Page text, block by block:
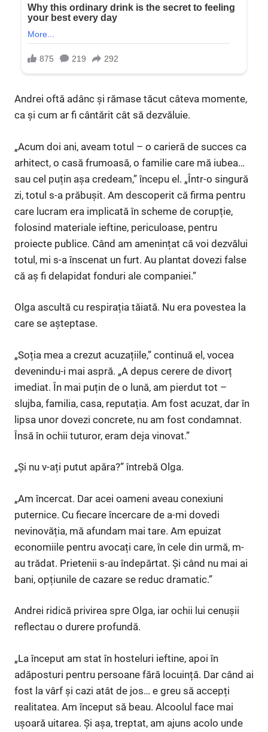
Andrei oftă adânc și rămase tăcut câteva momente,
ca și cum ar fi cântărit cât să dezvăluie.
„Acum doi ani, aveam totul – o carieră de succes ca
arhitect, o casă frumoasă, o familie care mă iubea…
sau cel puțin așa credeam,” începu el. „Într-o singură
zi, totul s-a prăbușit. Am descoperit că firma pentru
care lucram era implicată în scheme de corupție,
folosind materiale ieftine, periculoase, pentru
proiecte publice. Când am amenințat că voi dezvălui
totul, mi s-a înscenat un furt. Au plantat dovezi false
că aș fi delapidat fonduri ale companiei.”
Olga ascultă cu respirația tăiată. Nu era povestea la
care se așteptase.
„Soția mea a crezut acuzațiile,” continuă el, vocea
devenindu-i mai aspră. „A depus cerere de divorț
imediat. În mai puțin de o lună, am pierdut tot –
slujba, familia, casa, reputația. Am fost acuzat, dar în
lipsa unor dovezi concrete, nu am fost condamnat.
Însă în ochii tuturor, eram deja vinovat.”
„Și nu v-ați putut apăra?” întrebă Olga.
„Am încercat. Dar acei oameni aveau conexiuni
puternice. Cu fiecare încercare de a-mi dovedi
nevinovăția, mă afundam mai tare. Am epuizat
economiile pentru avocați care, în cele din urmă, m-
au trădat. Prietenii s-au îndepărtat. Și când nu mai ai
bani, opțiunile de cazare se reduc dramatic.”
Andrei ridică privirea spre Olga, iar ochii lui cenușii
reflectau o durere profundă.
„La început am stat în hosteluri ieftine, apoi în
adăposturi pentru persoane fără locuință. Dar când ai
fost la vârf și cazi atât de jos… e greu să accepți
realitatea. Am început să beau. Alcoolul face mai
ușoară uitarea. Și așa, treptat, am ajuns acolo unde